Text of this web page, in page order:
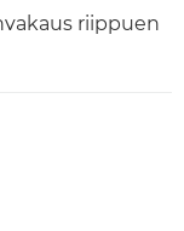
riippuen